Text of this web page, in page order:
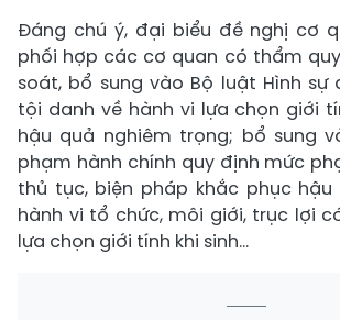
Đáng chú ý, đại biểu đề nghị cơ
phối hợp các cơ quan có thẩm
soát, bổ sung vào Bộ luật Hình sự
tội danh về hành vi lựa chọn giới
hậu quả nghiêm trọng; bổ sung
phạm hành chính quy định mức
thủ tục, biện pháp khắc phục
hành vi tổ chức, môi giới, trục lợi
lựa chọn giới tính khi sinh…